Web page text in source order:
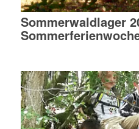
Sommerwaldlager